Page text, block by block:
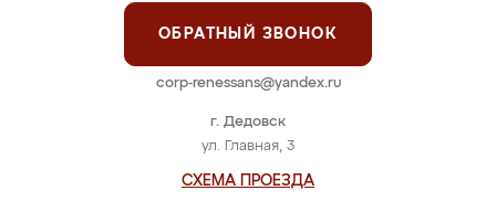
г. Дедовск
ул. Главная, 3
СХЕМА ПРОЕЗДА
ОБРАТНЫЙ ЗВОНОК
corp-renessans@yandex.ru